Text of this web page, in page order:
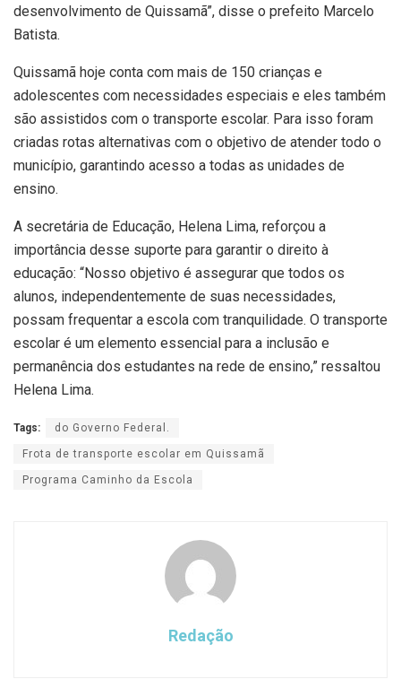
desenvolvimento de Quissamã”, disse o prefeito Marcelo
Batista.
Quissamã hoje conta com mais de 150 crianças e
adolescentes com necessidades especiais e eles também
são assistidos com o transporte escolar. Para isso foram
criadas rotas alternativas com o objetivo de atender todo o
município, garantindo acesso a todas as unidades de
ensino.
A secretária de Educação, Helena Lima, reforçou a
importância desse suporte para garantir o direito à
educação: “Nosso objetivo é assegurar que todos os
alunos, independentemente de suas necessidades,
possam frequentar a escola com tranquilidade. O transporte
escolar é um elemento essencial para a inclusão e
permanência dos estudantes na rede de ensino,” ressaltou
Helena Lima.
Tags: do Governo Federal.
Frota de transporte escolar em Quissamã
Programa Caminho da Escola
Redação